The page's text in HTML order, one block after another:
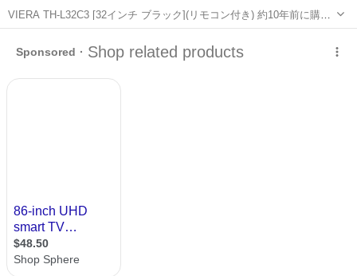
VIERA TH-L32C3 [32インチ ブラック](リモコン付き) 約10年前に購入
しましたが、動作に問題ありません。 個人保管のため、神経質な方は
ご遠慮ください。 ご購入の際は、以下住所までお引き取りをお願いい